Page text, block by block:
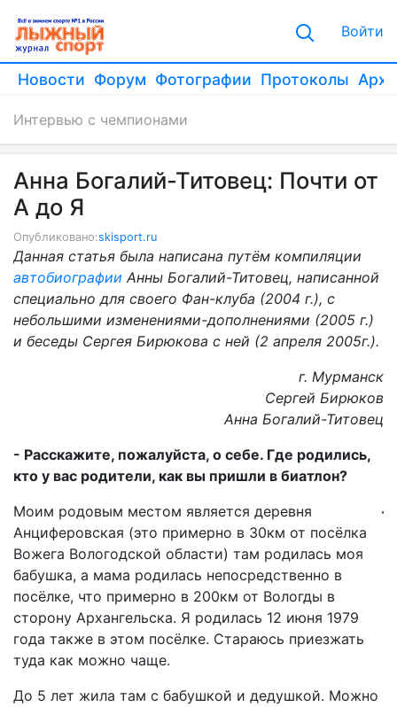
Войти
Новости Форум Фотографии Протоколы
Интервью с чемпионами
Анна Богалий-Титовец: Почти от
А до Я
Опубликовано:skisport.ru
Данная статья была написана путём компиляции
автобиографии Анны Богалий-Титовец, написанной
специально для своего Фан-клуба (2004 г.), с
небольшими изменениями-дополнениями (2005 г.)
и беседы Сергея Бирюкова с ней (2 апреля 2005г.).
г. Мурманск
Сергей Бирюков
Анна Богалий-Титовец
- Расскажите, пожалуйста, о себе. Где родились,
кто у вас родители, как вы пришли в биатлон?
Моим родовым местом является деревня
Анциферовская (это примерно в 30км от посёлка
Вожега Вологодской области) там родилась моя
бабушка, а мама родилась непосредственно в
посёлке, что примерно в 200км от Вологды в
сторону Архангельска. Я родилась 12 июня 1979
года также в этом посёлке. Стараюсь приезжать
туда как можно чаще.
До 5 лет жила там с бабушкой и дедушкой. Можно